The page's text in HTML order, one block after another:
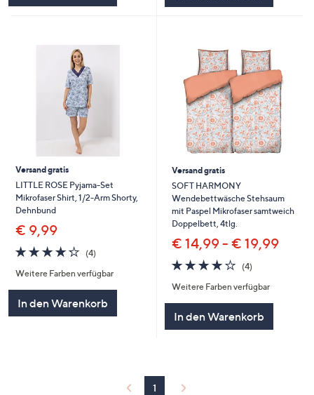
Versand gratis
LITTLE ROSE Pyjama-Set
Mikrofaser Shirt, 1/2-Arm Shorty,
Dehnbund
€ 9,99
4.2
von
5
(4)4
Weitere Farben verfügbar
In den Warenkorb
Versand gratis
SOFT HARMONY
Wendebettwäsche Stehsaum
mit Paspel Mikrofaser samtweich
Doppelbett, 4tlg.
€ 14,99 - € 19,99
4.0
von
5
(4)4
Weitere Farben verfügbar
In den Warenkorb
1